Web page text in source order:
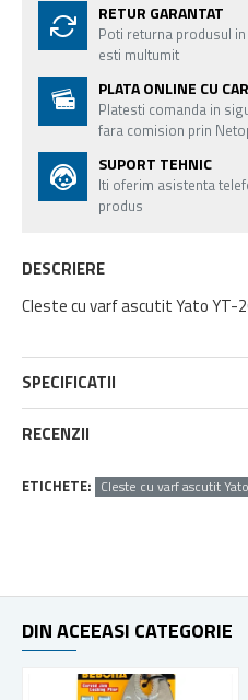
RETUR GARANTAT
Poti returna produsul
esti multumit
PLATA ONLINE CU
Platesti comanda in
fara comision prin
SUPORT TEHNIC
Iti oferim asistenta
produs
DESCRIERE
Cleste cu varf ascutit Yato YT-
SPECIFICATII
RECENZII
ETICHETE: Cleste cu varf ascutit
DIN ACEEASI CATEGORIE